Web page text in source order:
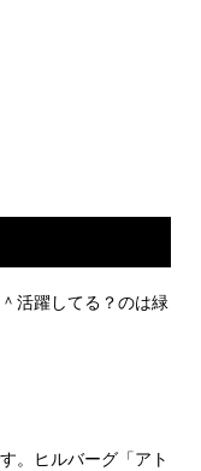
活躍してる？のは緑
。ヒルバーグ「アト